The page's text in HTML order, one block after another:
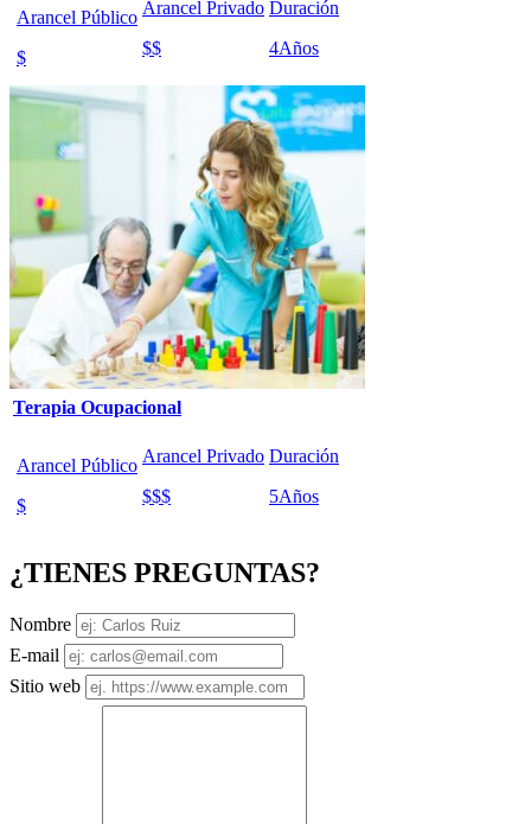
Arancel Público
$
Arancel Privado
$$
Duración
4Años
Terapia Ocupacional
Arancel Público
$
Arancel Privado
$$$
Duración
5Años
¿TIENES PREGUNTAS?
Nombre
E-mail
Sitio web